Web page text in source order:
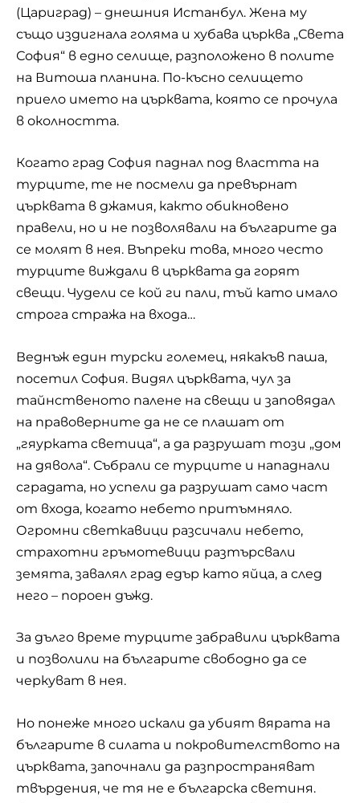
(Цариград) – днешния Истанбул. Жена му
също издигнала голяма и хубава църква „Света
София“ в едно селище, разположено в полите
на Витоша планина. По-късно селището
приело името на църквата, която се прочула
в околността.
Когато град София паднал под властта на
турците, те не посмели да превърнат
църквата в джамия, както обикновено
правели, но и не позволявали на българите да
се молят в нея. Въпреки това, много често
турците виждали в църквата да горят
свещи. Чудели се кой ги пали, тъй като имало
строга стража на входа…
Веднъж един турски големец, някакъв паша,
посетил София. Видял църквата, чул за
тайнственото палене на свещи и заповядал
на правоверните да не се плашат от
„гяурката светица“, а да разрушат този „дом
на дявола“. Събрали се турците и нападнали
сградата, но успели да разрушат само част
от входа, когато небето притъмняло.
Огромни светкавици разсичали небето,
страхотни гръмотевици разтърсвали
земята, завалял град едър като яйца, а след
него – пороен дъжд.
За дълго време турците забравили църквата
и позволили на българите свободно да се
черкуват в нея.
Но понеже много искали да убият вярата на
българите в силата и покровителството на
църквата, започнали да разпространяват
твърдения, че тя не е българска светиня.